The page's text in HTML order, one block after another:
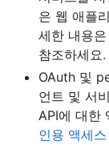
은 웹 애플
세한 내용
참조하세요.
OAuth 및
언트 및 서
API에 대한
인용 액세